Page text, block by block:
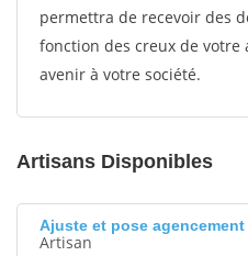
permettra de recevoir des
fonction des creux de
avenir à votre société.
Artisans Disponibles
Ajuste et pose
Artisan